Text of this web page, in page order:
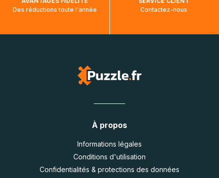
Des réductions toute l'année
Contactez-nous
À propos
Informations légales
Conditions d'utilisation
Confidentialités & protections des données